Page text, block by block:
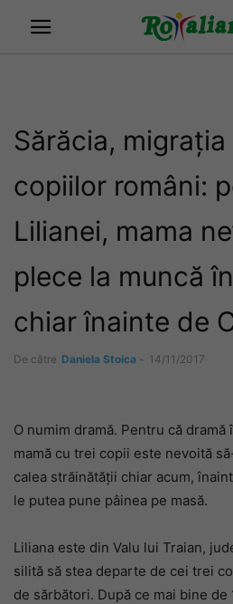
Sărăcia,
copiilor români:
Lilianei, mama
plece la muncă
chiar înainte de
De către Daniela Stoica - 14/11/2017
O numim dramă. Pentru că dramă
mamă cu trei copii este nevoită
calea străinătății chiar acum,
le putea pune pâinea pe masă.
Liliana este din Valu lui Traian,
silită să stea departe de cei trei
de sărbători. După ce mai bine de